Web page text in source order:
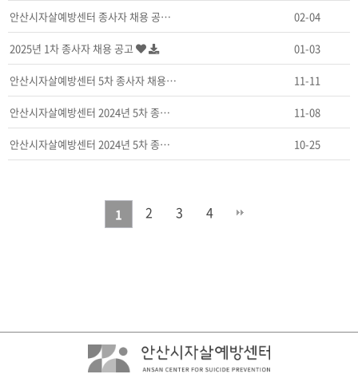
안산시자살예방센터 종사자 채용 공고 02-04
2025년 1차 종사자 채용 공고 01-03
안산시자살예방센터 5차 종사자 채용공고(재공고) 11-11
안산시자살예방센터 2024년 5차 종사자 채용 공고 결… 11-08
안산시자살예방센터 2024년 5차 종사자 채용 공고 10-25
1 2 3 4